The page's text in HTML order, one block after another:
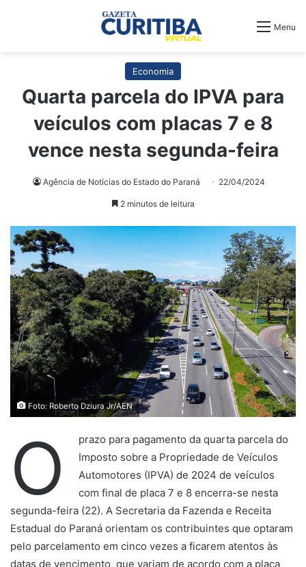
Menu
Economia
Quarta parcela do IPVA para
veículos com placas 7 e 8
vence nesta segunda-feira
Agência de Notícias do Estado do Paraná 22/04/2024
2 minutos de leitura
Foto: Roberto Dziura Jr/AEN
O
prazo para pagamento da quarta parcela do
Imposto sobre a Propriedade de Veículos
Automotores (IPVA) de 2024 de veículos
com final de placa 7 e 8 encerra-se nesta
segunda-feira (22). A Secretaria da Fazenda e Receita
Estadual do Paraná orientam os contribuintes que optaram
pelo parcelamento em cinco vezes a ficarem atentos às
datas de vencimento, que variam de acordo com a placa